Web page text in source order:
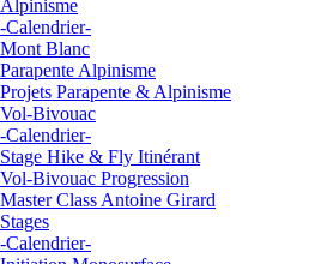
Alpinisme
-Calendrier-
Mont Blanc
Parapente Alpinisme
Projets Parapente & Alpinisme
Vol-Bivouac
-Calendrier-
Stage Hike & Fly Itinérant
Vol-Bivouac Progression
Master Class Antoine Girard
Stages
-Calendrier-